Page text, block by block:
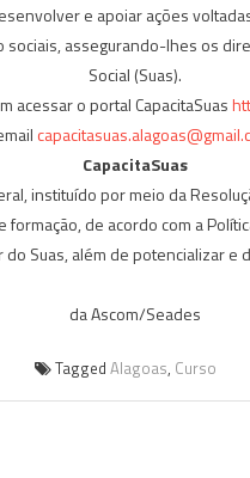
e apoiar ações
assegurando-lhes os
Social (Suas).
acessar o portal CapacitaSuas
CapacitaSuas
instituído por meio da
formação, de acordo com a
Suas, além de potencializar
da Ascom/Seades
Tagged Alagoas, Curso